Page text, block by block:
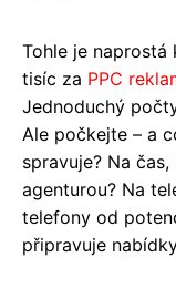
Tohle je naprostá
tisíc za PPC
Jednoduchý
Ale počkejte – a
spravuje? Na
agenturou? Na
telefony od
připravuje